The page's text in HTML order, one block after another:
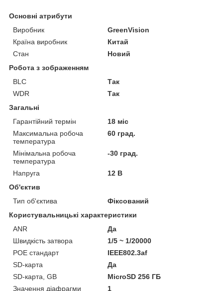
Основні атрибути
Виробник
GreenVision
Країна виробник
Китай
Стан
Новий
Робота з зображенням
BLC
Так
WDR
Так
Загальні
Гарантійний термін
18 міс
Максимальна робоча
температура
60 град.
Мінімальна робоча
температура
-30 град.
Напруга
12 В
Об'єктив
Тип об'єктива
Фіксований
Користувальницькі характеристики
ANR
Да
Швидкість затвора
1/5 ~ 1/20000
PОE стандарт
IEEE802.3af
SD-карта
Да
SD-карта, GB
MicroSD 256 ГБ
Значення діафрагми
1